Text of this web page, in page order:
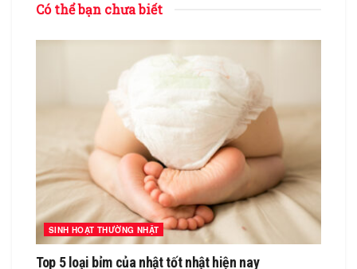
Có thể bạn chưa biết
SINH HOẠT THƯỜNG NHẬT
Top 5 loại bỉm của nhật tốt nhật hiện nay